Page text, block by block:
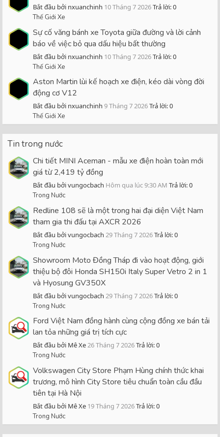
Bắt đầu bởi nxuanchinh 10 Tháng 7 2026Trả lời: 0
Thế Giới Xe
Sự cố văng bánh xe Toyota giữa đường và lời cảnh
báo về việc bỏ qua dấu hiệu bất thường
Bắt đầu bởi nxuanchinh 10 Tháng 7 2026Trả lời: 0
Thế Giới Xe
Aston Martin lùi kế hoạch xe điện, kéo dài vòng đời
động cơ V12
Bắt đầu bởi nxuanchinh 9 Tháng 7 2026Trả lời: 0
Thế Giới Xe
Tin trong nước
Chi tiết MINI Aceman - mẫu xe điện hoàn toàn mới
giá từ 2,419 tỷ đồng
Bắt đầu bởi vungocbach Hôm qua lúc 9:30 AM Trả lời: 0
Trong Nước
Redline 108 sẽ là một trong hai đại diện Việt Nam
tham gia thi đấu tại AXCR 2026
Bắt đầu bởi vungocbach 29 Tháng 7 2026Trả lời: 0
Trong Nước
Showroom Moto Đồng Tháp đi vào hoạt động, giới
thiệu bộ đôi Honda SH150i Italy Super Vetro 2 in 1
và Hyosung GV350X
Bắt đầu bởi vungocbach 29 Tháng 7 2026Trả lời: 0
Trong Nước
Ford Việt Nam đồng hành cùng cộng đồng xe bán tải
lan tỏa những giá trị tích cực
Bắt đầu bởi Mê Xe26 Tháng 7 2026Trả lời: 0
Trong Nước
Volkswagen City Store Phạm Hùng chính thức khai
trương, mô hình City Store tiêu chuẩn toàn cầu đầu
tiên tại Hà Nội
Bắt đầu bởi Mê Xe 19 Tháng 7 2026Trả lời: 0
Trong Nước